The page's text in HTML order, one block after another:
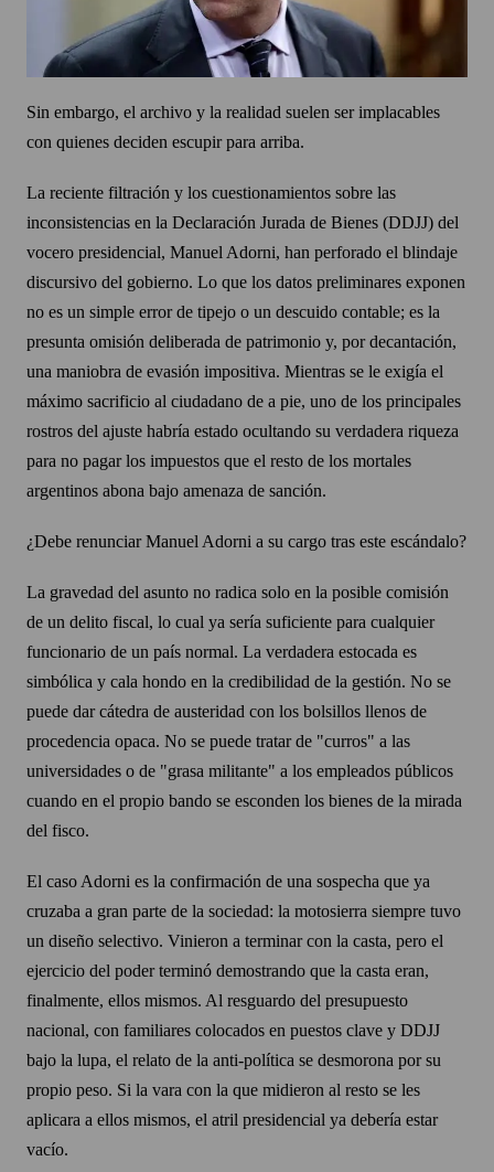
Sin embargo, el archivo y la realidad suelen ser implacables
con quienes deciden escupir para arriba.
La reciente filtración y los cuestionamientos sobre las
inconsistencias en la Declaración Jurada de Bienes (DDJJ) del
vocero presidencial, Manuel Adorni, han perforado el blindaje
discursivo del gobierno. Lo que los datos preliminares exponen
no es un simple error de tipejo o un descuido contable; es la
presunta omisión deliberada de patrimonio y, por decantación,
una maniobra de evasión impositiva. Mientras se le exigía el
máximo sacrificio al ciudadano de a pie, uno de los principales
rostros del ajuste habría estado ocultando su verdadera riqueza
para no pagar los impuestos que el resto de los mortales
argentinos abona bajo amenaza de sanción.
¿Debe renunciar Manuel Adorni a su cargo tras este escándalo?
La gravedad del asunto no radica solo en la posible comisión
de un delito fiscal, lo cual ya sería suficiente para cualquier
funcionario de un país normal. La verdadera estocada es
simbólica y cala hondo en la credibilidad de la gestión. No se
puede dar cátedra de austeridad con los bolsillos llenos de
procedencia opaca. No se puede tratar de "curros" a las
universidades o de "grasa militante" a los empleados públicos
cuando en el propio bando se esconden los bienes de la mirada
del fisco.
El caso Adorni es la confirmación de una sospecha que ya
cruzaba a gran parte de la sociedad: la motosierra siempre tuvo
un diseño selectivo. Vinieron a terminar con la casta, pero el
ejercicio del poder terminó demostrando que la casta eran,
finalmente, ellos mismos. Al resguardo del presupuesto
nacional, con familiares colocados en puestos clave y DDJJ
bajo la lupa, el relato de la anti-política se desmorona por su
propio peso. Si la vara con la que midieron al resto se les
aplicara a ellos mismos, el atril presidencial ya debería estar
vacío.